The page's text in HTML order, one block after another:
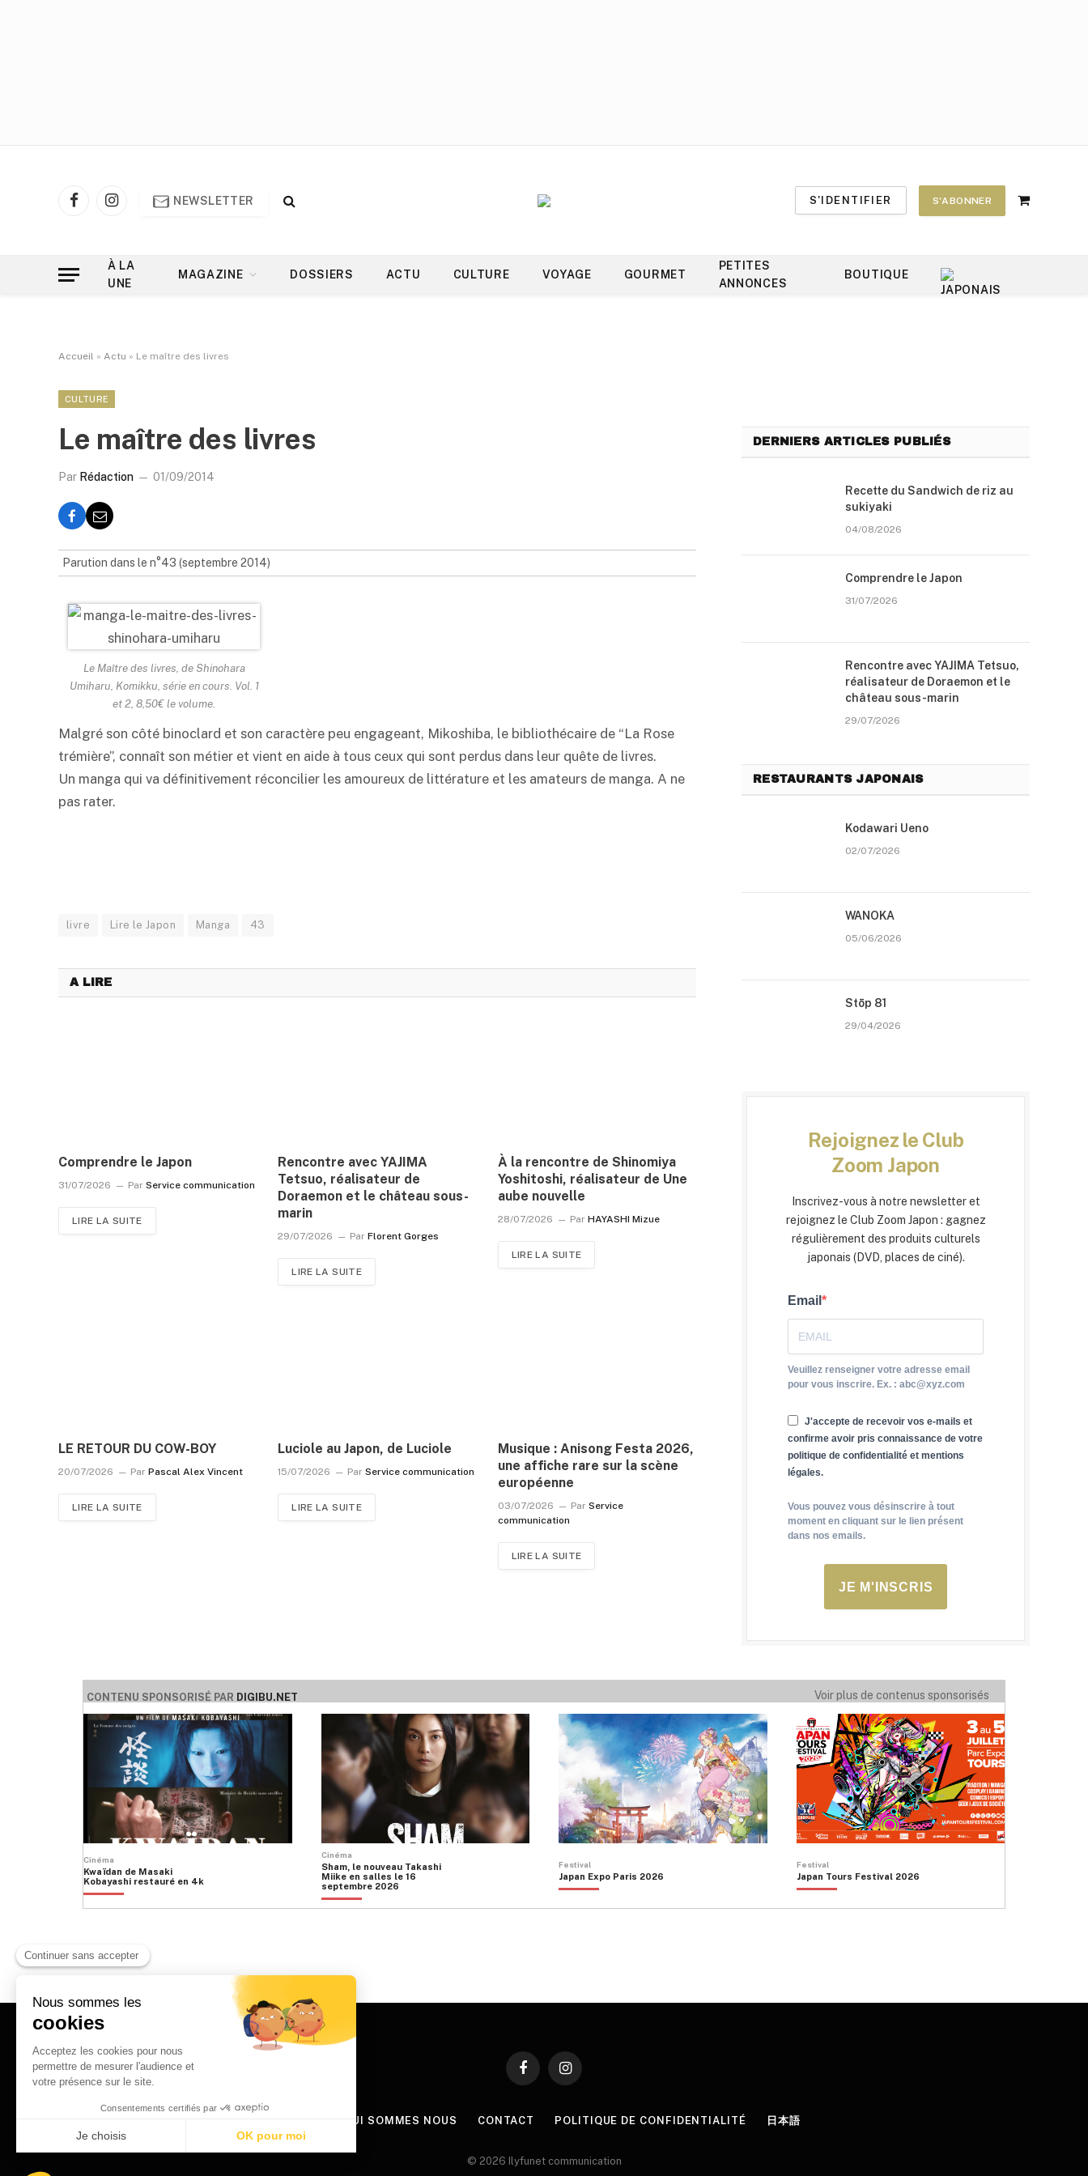
FacebookInstagram
NEWSLETTER S'IDENTIFIER S'ABONNER
Shopping
À LA
UNE
MAGAZINE DOSSIERS ACTU CULTURE VOYAGE GOURMET
PETITES
ANNONCES
BOUTIQUE
Accueil » Actu » Le maître des livres
CULTURE
Le maître des livres
Par Rédaction 01/09/2014
Parution dans le n°43 (septembre 2014)
Le Maître des livres, de Shinohara
Umiharu, Komikku, série en cours. Vol. 1
et 2, 8,50€ le volume.
Malgré son côté binoclard et son caractère peu engageant, Mikoshiba, le bibliothécaire de “La Rose
trémière”, connaît son métier et vient en aide à tous ceux qui sont perdus dans leur quête de livres.
Un manga qui va définitivement réconcilier les amoureux de littérature et les amateurs de manga. A ne
pas rater.
livre Lire le Japon Manga 43
A LIRE
Comprendre le Japon
31/07/2026 Par Service communication
LIRE LA SUITE
Rencontre avec YAJIMA
Tetsuo, réalisateur de
Doraemon et le château sous-
marin
29/07/2026 Par Florent Gorges
LIRE LA SUITE
À la rencontre de Shinomiya
Yoshitoshi, réalisateur de Une
aube nouvelle
28/07/2026 Par HAYASHI Mizue
LIRE LA SUITE
LE RETOUR DU COW-BOY
20/07/2026 Par Pascal Alex Vincent
LIRE LA SUITE
Luciole au Japon, de Luciole
15/07/2026 Par Service communication
LIRE LA SUITE
Musique : Anisong Festa 2026,
une affiche rare sur la scène
européenne
03/07/2026 Par Service
communication
LIRE LA SUITE
DERNIERS ARTICLES PUBLIÉS
Recette du Sandwich de riz au
sukiyaki
04/08/2026
Comprendre le Japon
31/07/2026
Rencontre avec YAJIMA Tetsuo,
réalisateur de Doraemon et le
château sous-marin
29/07/2026
RESTAURANTS JAPONAIS
Kodawari Ueno
02/07/2026
WANOKA
05/06/2026
Stōp 81
29/04/2026
Rejoignez le Club
Zoom Japon
Inscrivez-vous à notre newsletter et
rejoignez le Club Zoom Japon : gagnez
régulièrement des produits culturels
japonais (DVD, places de ciné).
Email
Veuillez renseigner votre adresse email
pour vous inscrire. Ex. : abc@xyz.com
J'accepte de recevoir vos e-mails et
confirme avoir pris connaissance de votre
politique de confidentialité et mentions
légales.
Vous pouvez vous désinscrire à tout
moment en cliquant sur le lien présent
dans nos emails.
JE M'INSCRIS
CONTENU SPONSORISÉ PAR DIGIBU.NET Voir plus de contenus sponsorisés
Cinéma
Kwaïdan de Masaki
Kobayashi restauré en 4k
Cinéma
Sham, le nouveau Takashi
Miike en salles le 16
septembre 2026
Festival
Japan Expo Paris 2026
Festival
Japan Tours Festival 2026
FacebookInstagram
QUI SOMMES NOUS CONTACT POLITIQUE DE CONFIDENTIALITÉ 日本語
© 2026 Ilyfunet communication